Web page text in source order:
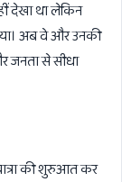
देखा था लेकिन
अब वे और उनकी
जनता से सीधा
की शुरुआत कर